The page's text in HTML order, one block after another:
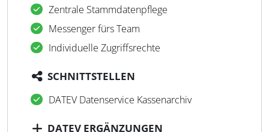
Zentrale Stammdatenpflege
Messenger fürs Team
Individuelle Zugriffsrechte
SCHNITTSTELLEN
DATEV Datenservice Kassenarchiv
DATEV ERGÄNZUNGEN